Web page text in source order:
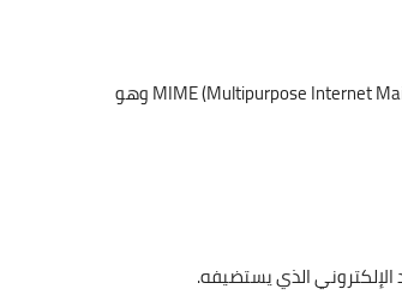
عندما تضغط على زر "إرسال"، يتم تحويل رسالتك إلى تنسيق خاص يسمى MIME (Multipurpose Internet Mail Extensions) وهو